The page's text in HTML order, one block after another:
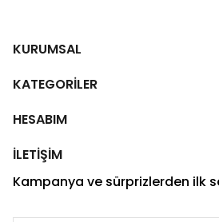
KURUMSAL
KATEGORİLER
HESABIM
İLETİŞİM
Kampanya ve sürprizlerden ilk